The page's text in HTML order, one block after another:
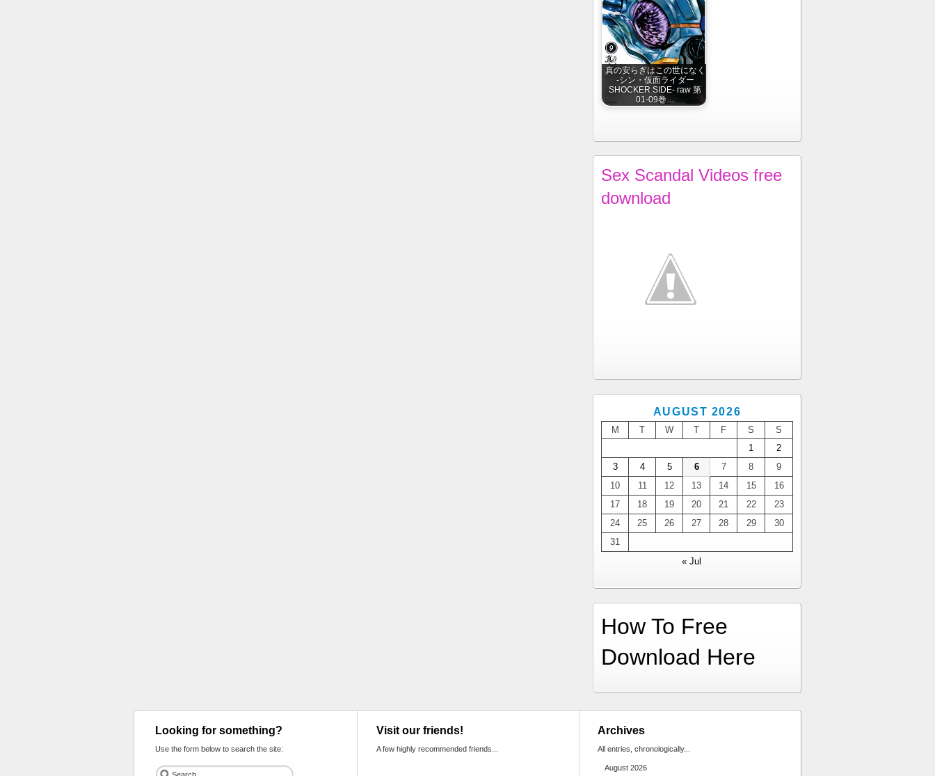
真の安らぎはこの世になく
-シン・仮面ライダー
SHOCKER SIDE- raw 第
01-09巻…
Sex Scandal Videos free
download
AUGUST 2026
M T W T F S
S
1
2
3
4 5 6 7 8
9
10
11 12 13 14 15
16
17
18 19 20 21 22
23
24
25 26 27 28 29
30
31
« Jul
How To Free
Download Here
Looking for something?
Use the form below to search the site:
Visit our friends!
A few highly recommended friends...
Archives
All entries, chronologically...
August 2026